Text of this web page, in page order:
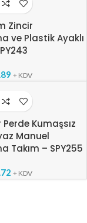
Zincir
ve Plastik Ayaklı
+ KDV
Perde Kumaşsız
Manuel
Takım – SPY255
+ KDV